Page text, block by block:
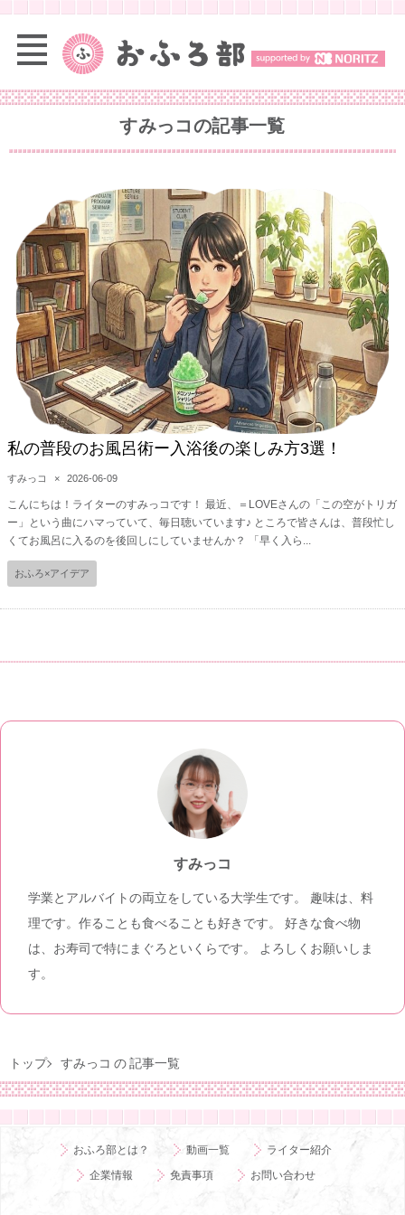
すみっコの記事一覧
私の普段のお風呂術ー入浴後の楽しみ方3選！
すみっコ × 2026-06-09
こんにちは！ライターのすみっコです！ 最近、＝LOVEさんの「この空がトリガ
ー」という曲にハマっていて、毎日聴いています♪ ところで皆さんは、普段忙し
くてお風呂に入るのを後回しにしていませんか？ 「早く入ら...
おふろ×アイデア
すみっコ
学業とアルバイトの両立をしている大学生です。 趣味は、料
理です。作ることも食べることも好きです。 好きな食べ物
は、お寿司で特にまぐろといくらです。 よろしくお願いしま
す。
トップ すみっコ の 記事一覧
おふろ部とは？ 動画一覧
ライター紹介
企業情報
免責事項 お問い合わせ